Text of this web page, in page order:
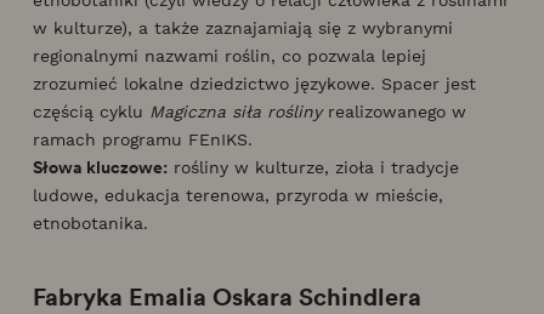
w kulturze), a także zaznajamiają się z wybranymi
regionalnymi nazwami roślin, co pozwala lepiej
zrozumieć lokalne dziedzictwo językowe. Spacer jest
częścią cyklu Magiczna siła roślinyrealizowanego w
ramach programu FEnIKS.
Słowa kluczowe: rośliny w kulturze, zioła i tradycje
ludowe, edukacja terenowa, przyroda w mieście,
etnobotanika.
Fabryka Emalia Oskara Schindlera